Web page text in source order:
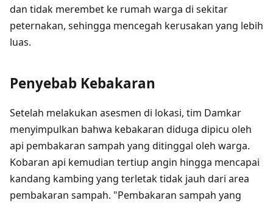
dan tidak merembet ke rumah warga di sekitar
peternakan, sehingga mencegah kerusakan yang lebih
luas.
Penyebab Kebakaran
Setelah melakukan asesmen di lokasi, tim Damkar
menyimpulkan bahwa kebakaran diduga dipicu oleh
api pembakaran sampah yang ditinggal oleh warga.
Kobaran api kemudian tertiup angin hingga mencapai
kandang kambing yang terletak tidak jauh dari area
pembakaran sampah. "Pembakaran sampah yang